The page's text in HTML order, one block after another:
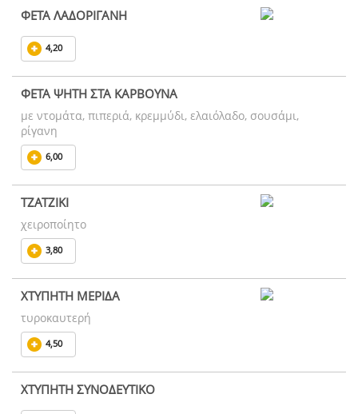
ΦΕΤΑ ΛΑΔΟΡΙΓΑΝΗ
4,20
ΦΕΤΑ ΨΗΤΗ ΣΤΑ ΚΑΡΒΟΥΝΑ
με ντομάτα, πιπεριά, κρεμμύδι, ελαιόλαδο, σουσάμι,
ρίγανη
6,00
ΤΖΑΤΖΙΚΙ
χειροποίητο
3,80
ΧΤΥΠΗΤΗ ΜΕΡΙΔΑ
τυροκαυτερή
4,50
ΧΤΥΠΗΤΗ ΣΥΝΟΔΕΥΤΙΚΟ